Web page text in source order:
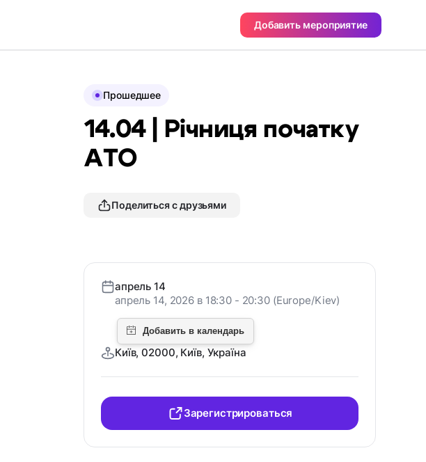
Добавить мероприятие
Прошедшее
14.04 | Річниця початку
АТО
Поделиться с друзьями
апрель 14
апрель 14, 2026 в 18:30 - 20:30 (Europe/Kiev)
Київ, 02000, Київ, Україна
Зарегистрироваться